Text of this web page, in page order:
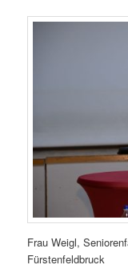
Frau Weigl,
Fürstenfeldbruck